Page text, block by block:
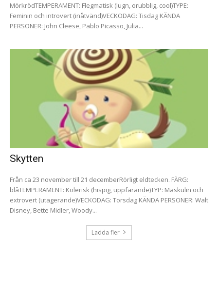
MörkrödTEMPERAMENT: Flegmatisk (lugn, orubblig, cool)TYPE:
Feminin och introvert (inåtvänd)VECKODAG: Tisdag KÄNDA
PERSONER: John Cleese, Pablo Picasso, Julia...
Skytten
Från ca 23 november till 21 decemberRörligt eldtecken. FÄRG:
blåTEMPERAMENT: Kolerisk (hispig, uppfarande)TYP: Maskulin och
extrovert (utagerande)VECKODAG: Torsdag KÄNDA PERSONER: Walt
Disney, Bette Midler, Woody...
Ladda fler